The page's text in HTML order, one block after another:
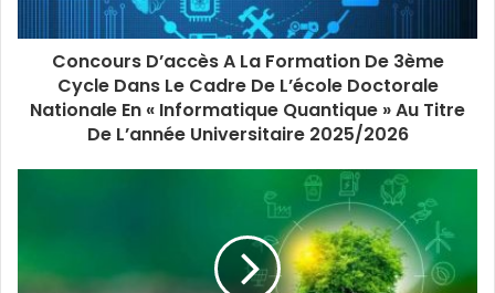
Concours D’accès A La Formation De 3ème
Cycle Dans Le Cadre De L’école Doctorale
Nationale En « Informatique Quantique » Au Titre
De L’année Universitaire 2025/2026